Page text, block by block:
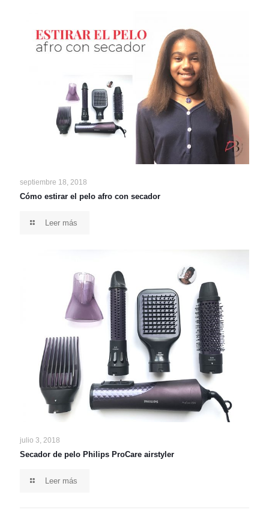
septiembre 18, 2018
Cómo estirar el pelo afro con secador
Leer más
julio 3, 2018
Secador de pelo Philips ProCare airstyler
Leer más